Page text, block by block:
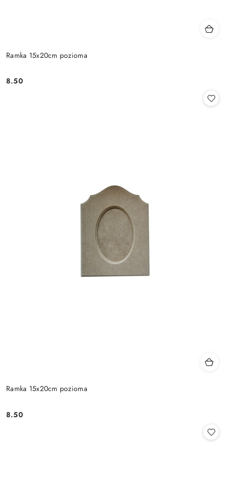
Ramka 15x20cm pozioma
Cena:
8.50
Ramka 15x20cm pozioma
Cena:
8.50